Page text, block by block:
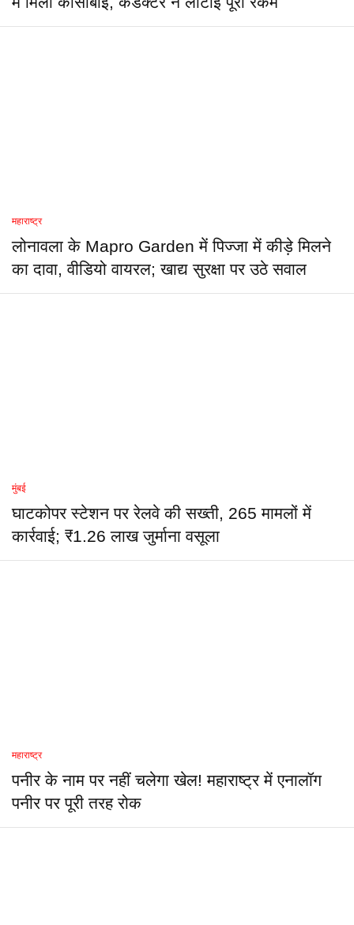
महाराष्ट्र
लोनावला के Mapro Garden में पिज्जा में कीड़े मिलने
का दावा, वीडियो वायरल; खाद्य सुरक्षा पर उठे सवाल
मुंबई
घाटकोपर स्टेशन पर रेलवे की सख्ती, 265 मामलों में
कार्रवाई; ₹1.26 लाख जुर्माना वसूला
महाराष्ट्र
पनीर के नाम पर नहीं चलेगा खेल! महाराष्ट्र में एनालॉग
पनीर पर पूरी तरह रोक